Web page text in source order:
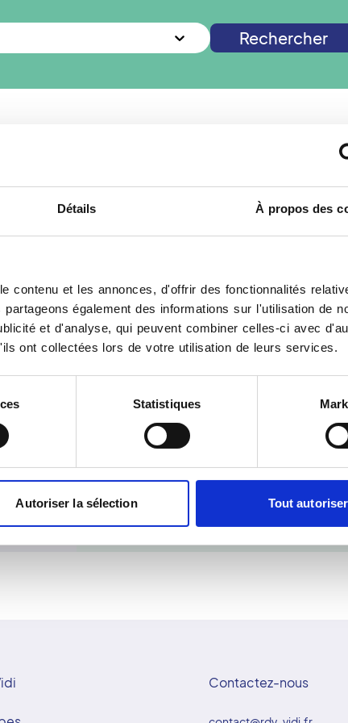
Détails À propos des
contenu et les annonces, d'offrir des fonctionnalités
également des informations sur l'utilisation de
et d'analyse, qui peuvent combiner celles-ci avec
ont collectées lors de votre utilisation de leurs services.
Statistiques
Autoriser la sélection Tout autoriser
Rechercher
sur
les
Les
la
de la
dans
Le Doppler est un examen d'imagerie
vaisseaux sanguins. Il repose sur
qui permet de mesurer la vitesse du
aide à détecter des anomalies telles
les reflux veineux. Réalisé par un
sans rayonnement. Le patient est
sonde parcourt les zones à explorer.
précises sur la santé du réseau
le traitement. C'est une méthode sûre,
Contactez-nous